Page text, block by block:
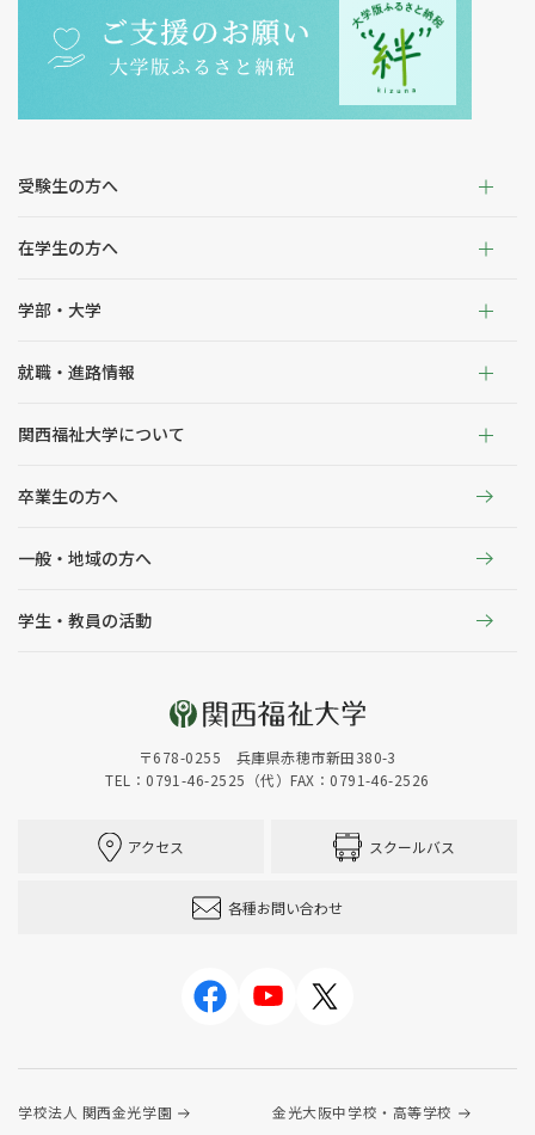
受験生の方へ
在学生の方へ
学部・大学
就職・進路情報
関西福祉大学について
卒業生の方へ
一般・地域の方へ
学生・教員の活動
〒678-0255 兵庫県赤穂市新田380-3
TEL：0791-46-2525（代）FAX：0791-46-2526
アクセス スクールバス
各種お問い合わせ
学校法人 関西金光学園 金光大阪中学校・高等学校